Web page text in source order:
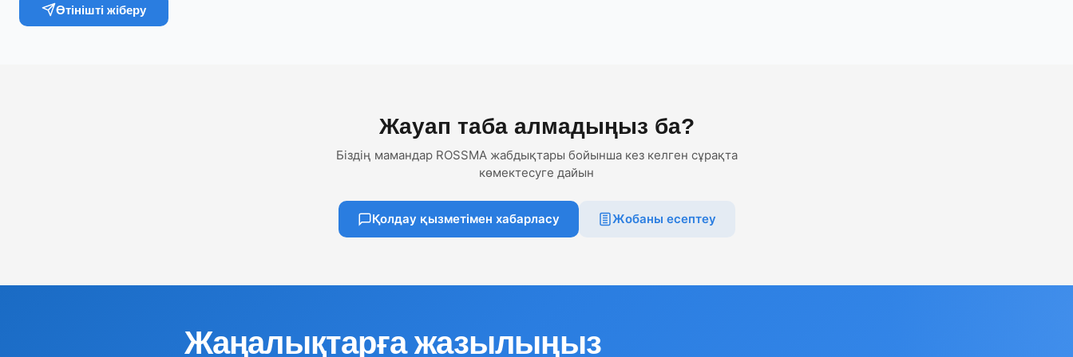
Өтінішті жіберу
Жауап таба алмадыңыз ба?
Біздің мамандар ROSSMA жабдықтары бойынша кез келген сұрақта
көмектесуге дайын
Қолдау қызметімен хабарласу Жобаны есептеу
Жаңалықтарға жазылыңыз